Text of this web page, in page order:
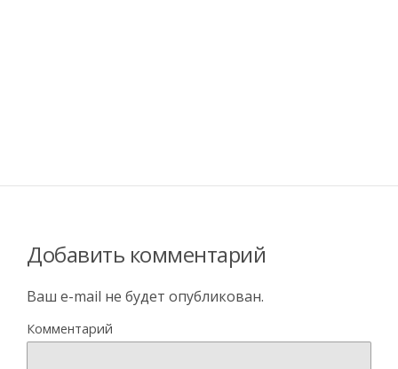
Добавить комментарий
Ваш e-mail не будет опубликован.
Комментарий